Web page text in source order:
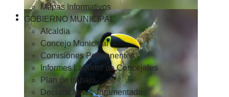
Mapas Informativos
GOBIERNO MUNICIPAL
Alcaldia
Concejo Municipal
Comisiones Permanentes
Informes Labores de Concejales
Plan de trabajo
Declaraciones Juramentadas